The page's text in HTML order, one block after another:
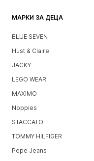
МАРКИ ЗА ДЕЦА
BLUE SEVEN
Hust & Claire
JACKY
LEGO WEAR
MAXIMO
Noppies
STACCATO
TOMMY HILFIGER
Pepe Jeans